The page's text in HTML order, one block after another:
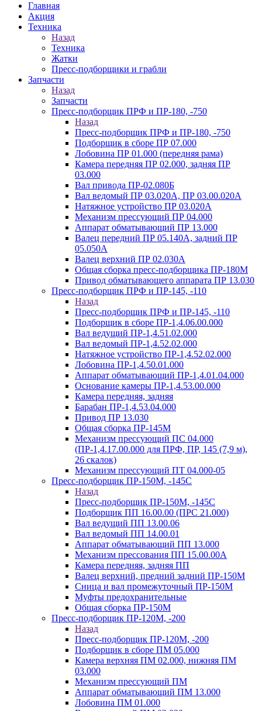
Главная
Акция
Техника
Назад
Техника
Жатки
Пресс-подборщики и грабли
Запчасти
Назад
Запчасти
Пресс-подборщик ПРФ и ПР-180, -750
Назад
Пресс-подборщик ПРФ и ПР-180, -750
Подборщик в сборе ПР 07.000
Лобовина ПР 01.000 (передняя рама)
Камера передняя ПР 02.000, задняя ПР
03.000
Вал привода ПР-02.080Б
Вал ведомый ПР 03.020А, ПР 03.00.020А
Натяжное устройство ПР 03.020A
Механизм прессующий ПР 04.000
Аппарат обматывающий ПР 13.000
Валец передний ПР 05.140A, задний ПР
05.050A
Валец верхний ПР 02.030A
Общая сборка пресс-подборщика ПР-180М
Привод обматывающего аппарата ПР 13.030
Пресс-подборщик ПРФ и ПР-145, -110
Назад
Пресс-подборщик ПРФ и ПР-145, -110
Подборщик в сборе ПР-1,4.06.00.000
Вал ведущий ПР-1,4.51.02.000
Вал ведомый ПР-1,4.52.02.000
Натяжное устройство ПР-1,4.52.02.000
Лобовина ПР-1,4.50.01.000
Аппарат обматывающий ПР-1,4.01.04.000
Основание камеры ПР-1,4.53.00.000
Камера передняя, задняя
Барабан ПР-1,4.53.04.000
Привод ПР 13.030
Общая сборка ПР-145М
Механизм прессующий ПС 04.000
(ПР-1,4.17.00.000 для ПРФ, ПР, 145 (7,9 м),
26 скалок)
Механизм прессующий ПТ 04.000-05
Пресс-подборщик ПР-150М, -145С
Назад
Пресс-подборщик ПР-150М, -145С
Подборщик ПП 16.00.00 (ПРС 21.000)
Вал ведущий ПП 13.00.06
Вал ведомый ПП 14.00.01
Аппарат обматывающий ПП 13.000
Механизм прессования ПП 15.00.00А
Камера передняя, задняя ПП
Валец верхний, предний задний ПР-150М
Сница и вал промежуточный ПР-150М
Муфты предохранительные
Общая сборка ПР-150М
Пресс-подборщик ПР-120М, -200
Назад
Пресс-подборщик ПР-120М, -200
Подборщик в сборе ПМ 05.000
Камера верхняя ПМ 02.000, нижняя ПМ
03.000
Механизм прессующий ПМ
Аппарат обматывающий ПМ 13.000
Лобовина ПМ 01.000